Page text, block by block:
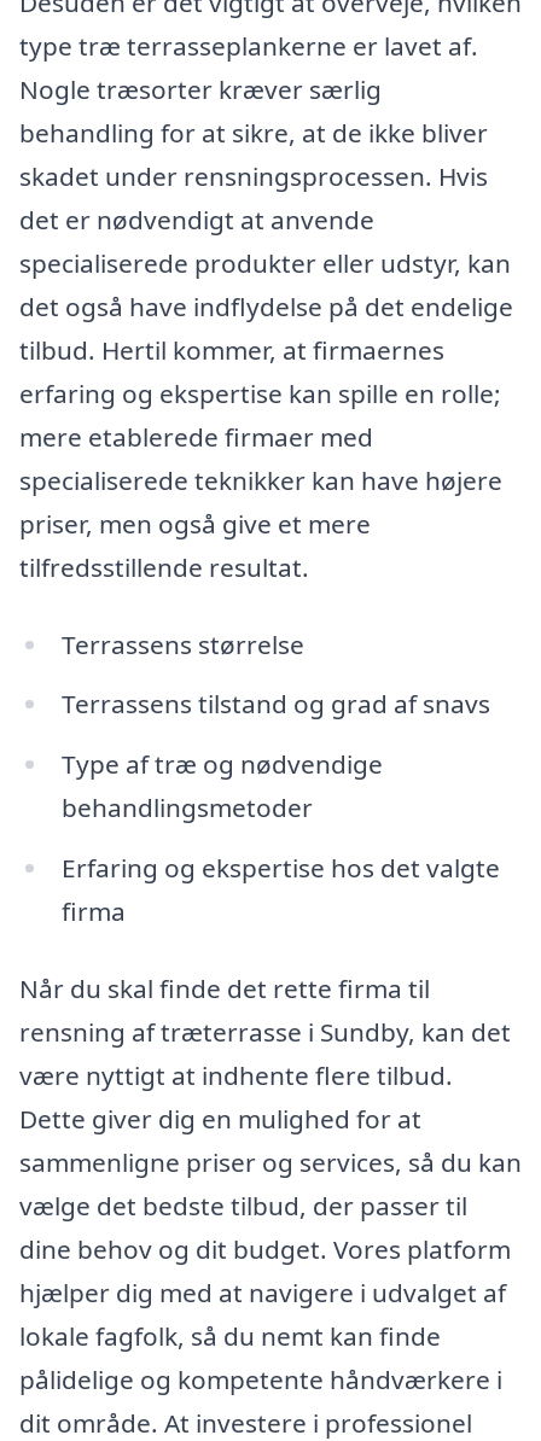
type træ terrasseplankerne er lavet af.
Nogle træsorter kræver særlig
behandling for at sikre, at de ikke bliver
skadet under rensningsprocessen. Hvis
det er nødvendigt at anvende
specialiserede produkter eller udstyr, kan
det også have indflydelse på det endelige
tilbud. Hertil kommer, at firmaernes
erfaring og ekspertise kan spille en rolle;
mere etablerede firmaer med
specialiserede teknikker kan have højere
priser, men også give et mere
tilfredsstillende resultat.
Terrassens størrelse
Terrassens tilstand og grad af snavs
Type af træ og nødvendige
behandlingsmetoder
Erfaring og ekspertise hos det valgte
firma
Når du skal finde det rette firma til
rensning af træterrasse i Sundby, kan det
være nyttigt at indhente flere tilbud.
Dette giver dig en mulighed for at
sammenligne priser og services, så du kan
vælge det bedste tilbud, der passer til
dine behov og dit budget. Vores platform
hjælper dig med at navigere i udvalget af
lokale fagfolk, så du nemt kan finde
pålidelige og kompetente håndværkere i
dit område. At investere i professionel